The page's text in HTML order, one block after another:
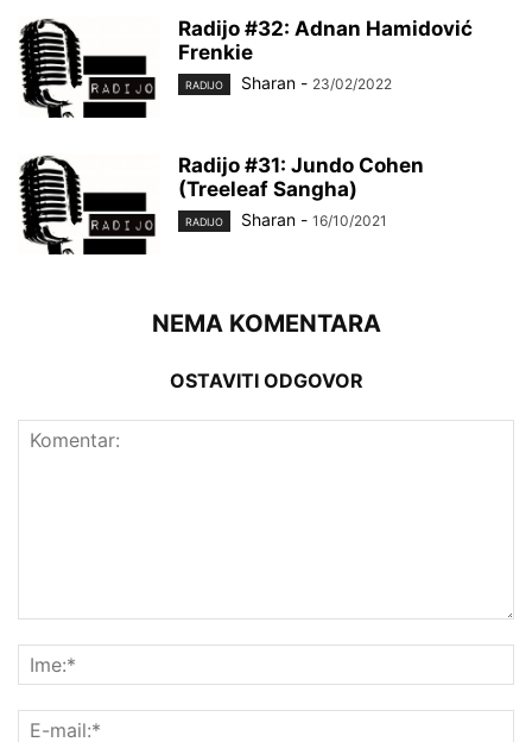
Radijo #32: Adnan Hamidović
Frenkie
RADIJO Sharan - 23/02/2022
Radijo #31: Jundo Cohen
(Treeleaf Sangha)
RADIJO Sharan - 16/10/2021
NEMA KOMENTARA
OSTAVITI ODGOVOR